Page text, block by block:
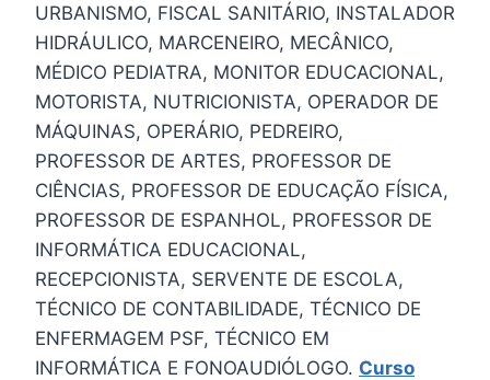
URBANISMO, FISCAL SANITÁRIO, INSTALADOR
HIDRÁULICO, MARCENEIRO, MECÂNICO,
MÉDICO PEDIATRA, MONITOR EDUCACIONAL,
MOTORISTA, NUTRICIONISTA, OPERADOR DE
MÁQUINAS, OPERÁRIO, PEDREIRO,
PROFESSOR DE ARTES, PROFESSOR DE
CIÊNCIAS, PROFESSOR DE EDUCAÇÃO FÍSICA,
PROFESSOR DE ESPANHOL, PROFESSOR DE
INFORMÁTICA EDUCACIONAL,
RECEPCIONISTA, SERVENTE DE ESCOLA,
TÉCNICO DE CONTABILIDADE, TÉCNICO DE
ENFERMAGEM PSF, TÉCNICO EM
INFORMÁTICA E FONOAUDIÓLOGO. Curso